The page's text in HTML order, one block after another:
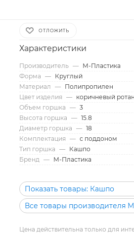
ОТЛОЖИТЬ
Характеристики
Производитель — М-Пластика
Форма
— Круглый
Материал
— Полипропилен
Цвет изделия
— коричневый
Объем горшка
— 3
Высота горшка
— 15.8
Диаметр горшка
— 18
Комплектация
— с поддоном
Тип горшка
— Кашпо
Бренд — М-Пластика
Показать товары: Кашпо
Все товары производителя
Цена действительна только для